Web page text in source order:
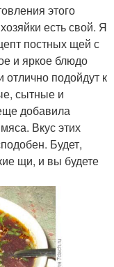
этого
есть свой. Я
постных щей с
и яркое блюдо
подойдут к
сытные и
добавила
Вкус этих
Будет,
щи, и вы будете